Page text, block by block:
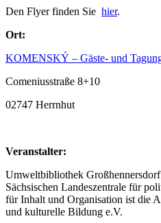
Den Flyer finden Sie hier.
Ort:
KOMENSKÝ – Gäste- und
Comeniusstraße 8+10
02747 Herrnhut
Veranstalter:
Umweltbibliothek
Sächsischen Landeszentrale für
für Inhalt und Organisation ist die
und kulturelle Bildung e.V.